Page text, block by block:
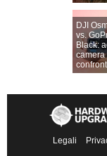
DJI
vs.
Black:
camera
Legali